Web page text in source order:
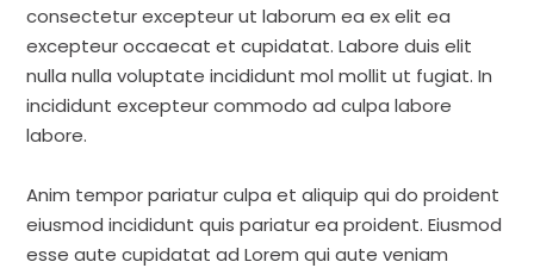
consectetur excepteur ut laborum ea ex elit ea
excepteur occaecat et cupidatat. Labore duis elit
nulla nulla voluptate incididunt mol mollit ut fugiat. In
incididunt excepteur commodo ad culpa labore
labore.
Anim tempor pariatur culpa et aliquip qui do proident
eiusmod incididunt quis pariatur ea proident. Eiusmod
esse aute cupidatat ad Lorem qui aute veniam